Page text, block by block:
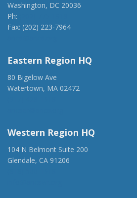
Washington, DC 20036
Ph:
Fax: (202) 223-7964
Eastern Region HQ
80 Bigelow Ave
Watertown, MA 02472
Western Region HQ
104 N Belmont Suite 200
Glendale, CA 91206